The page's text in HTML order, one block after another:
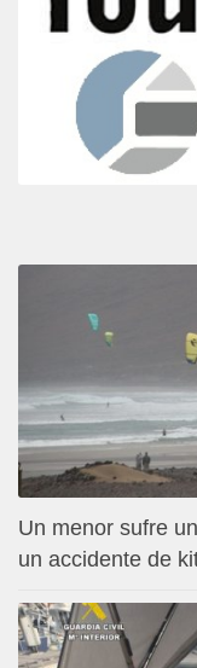
Un menor sufre
un accidente de